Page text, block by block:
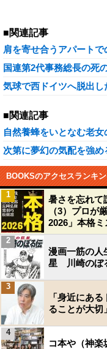
■関連記事
肩を寄せ合うアパート
国連第2代事務総長の死
気球で西ドイツへ脱出し
■関連記事
自然養蜂をいとなむ老
次第に夢幻の気配を強め
BOOKSのアクセスランキ
暑さを忘れて
（3）プロ
2026」本格
1
漫画一筋の人
星 川崎のぼ
2
「身近にあ
ることが大
3
コ本や（神楽
4